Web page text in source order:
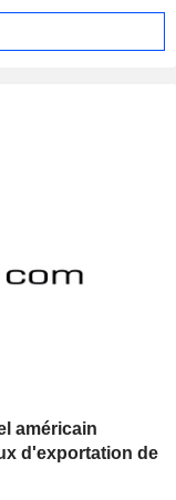
américain
d'exportation de